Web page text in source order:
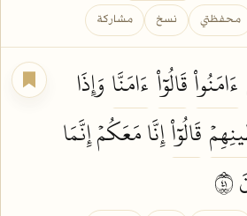
محفظتي نسخ مشاركة
ءَامَنُواْقَالُوٓاْ ءَامَنَّا وَإِذَا
قَالُوٓاْإِنَّا مَعَكُمۡ إِنَّمَا